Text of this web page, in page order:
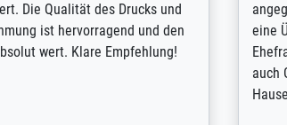
benötigte ich ein
Bild. Das habe ich bei
gefunden. Bei der Auswahl der